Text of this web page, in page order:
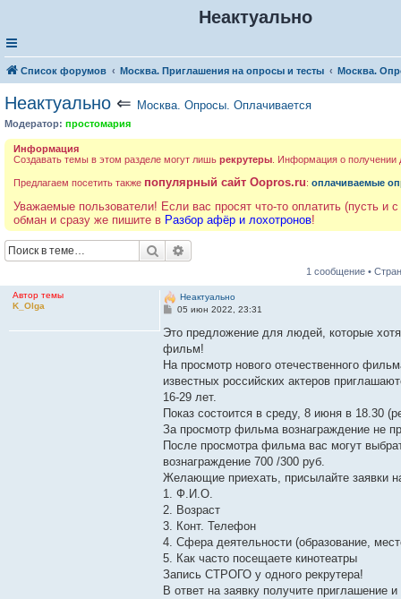
Неактуально
Список форумов Москва. Приглашения на опросы и тесты Москва.
Неактуально ⇐ Москва. Опросы. Оплачивается
Модератор: простомария
Информация
Создавать темы в этом разделе могут лишь рекрутеры . Информация о получении
Предлагаем посетить также популярный сайт Oopros.ru: оплачиваемые
Уважаемые пользователи! Если вас просят что-то оплатить (пусть и
обман и сразу же пишите в Разбор афёр и лохотронов!
Поиск
1 сообщение •
Автор темы
K_Olga
Неактуально
С
о
щ
е
и
е
05 июн 2022, 23:31
Это предложение для людей, которые
фильм!
На просмотр нового отечественного
известных российских актеров
16-29 лет.
Показ состоится в среду, 8 июня в 18.30
За просмотр фильма вознаграждение не
После просмотра фильма вас могут
вознаграждение 700 /300 руб.
Желающие приехать, присылайте заявки
1. Ф.И.О.
2. Возраст
3. Конт. Телефон
4. Сфера деятельности (образование,
5. Как часто посещаете кинотеатры
Запись СТРОГО у одного рекрутера!
В ответ на заявку получите приглашение